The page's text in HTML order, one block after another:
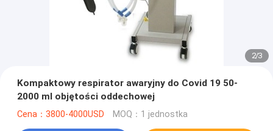
2/3
Kompaktowy respirator awaryjny do Covid 19 50-
2000 ml objętości oddechowej
Cena：3800-4000USD MOQ：1 jednostka